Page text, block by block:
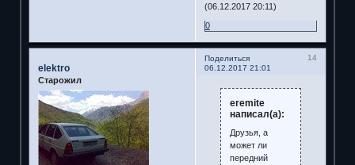
(06.12.2017 20:11)
0
Поделиться
14
06.12.2017 21:01
elektro
Старожил
eremite
написал(а):
Друзья, а
может ли
передний